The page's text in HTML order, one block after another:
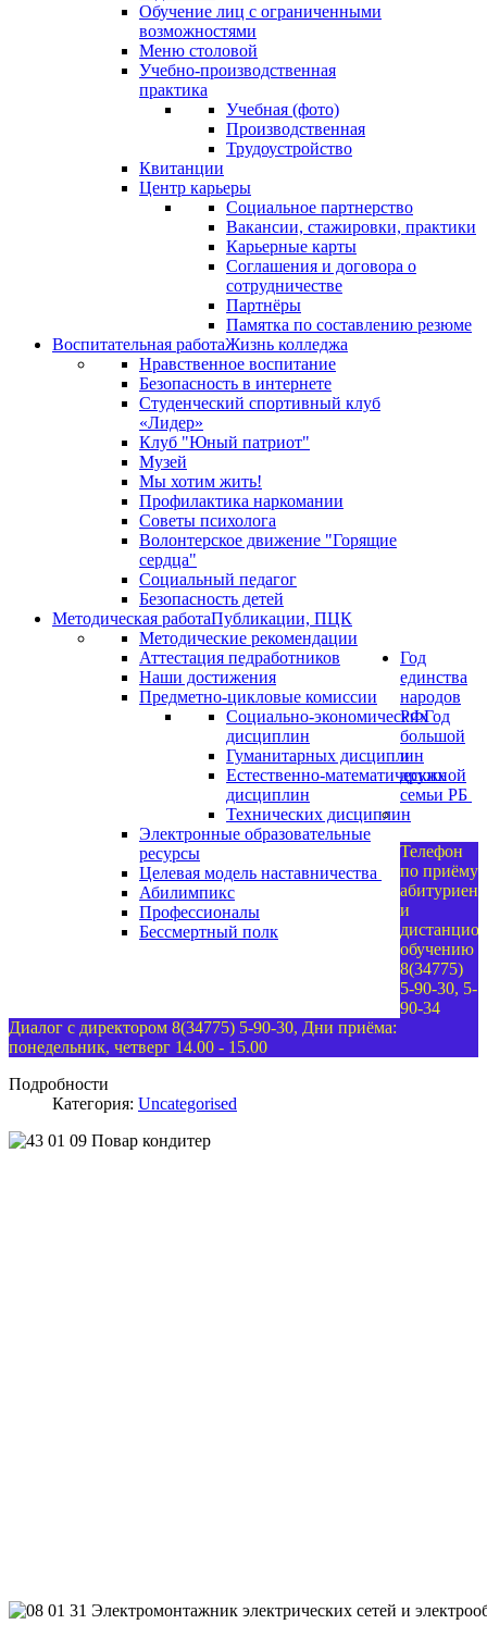
Обучение лиц с ограниченными
возможностями
Меню столовой
Учебно-производственная
практика
Учебная (фото)
Производственная
Трудоустройство
Квитанции
Центр карьеры
Социальное партнерство
Вакансии, стажировки, практики
Карьерные карты
Соглашения и договора о
сотрудничестве
Партнёры
Памятка по составлению резюме
Воспитательная работаЖизнь колледжа
Нравственное воспитание
Безопасность в интернете
Студенческий спортивный клуб
«Лидер»
Клуб "Юный патриот"
Музей
Мы хотим жить!
Профилактика наркомании
Советы психолога
Волонтерское движение "Горящие
сердца"
Социальный педагог
Безопасность детей
Методическая работаПубликации, ПЦК
Методические рекомендации
Аттестация педработников
Наши достижения
Предметно-цикловые комиссии
Социально-экономических
дисциплин
Гуманитарных дисциплин
Естественно-математических
дисциплин
Технических дисциплин
Электронные образовательные
ресурсы
Целевая модель наставничества
Абилимпикс
Профессионалы
Год
единства
народов
РФГод
большой
и
дружной
семьи РБ
Бессмертный полк
Телефон
по приёму
и
обучению
8(34775)
5-90-30, 5-
90-34
Диалог с директором 8(34775) 5-90-30, Дни приёма:
понедельник, четверг 14.00 - 15.00
Подробности
Категория: Uncategorised